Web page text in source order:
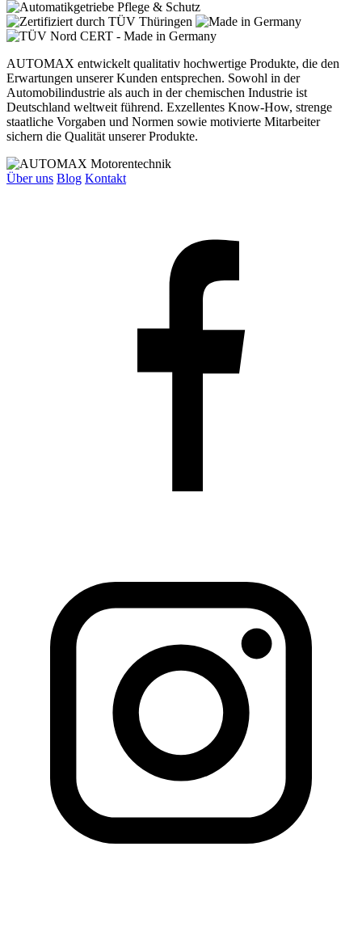
AUTOMAX entwickelt qualitativ hochwertige Produkte, die den
Erwartungen unserer Kunden entsprechen. Sowohl in der
Automobilindustrie als auch in der chemischen Industrie ist
Deutschland weltweit führend. Exzellentes Know-How, strenge
staatliche Vorgaben und Normen sowie motivierte Mitarbeiter
sichern die Qualität unserer Produkte.
Über uns Blog Kontakt